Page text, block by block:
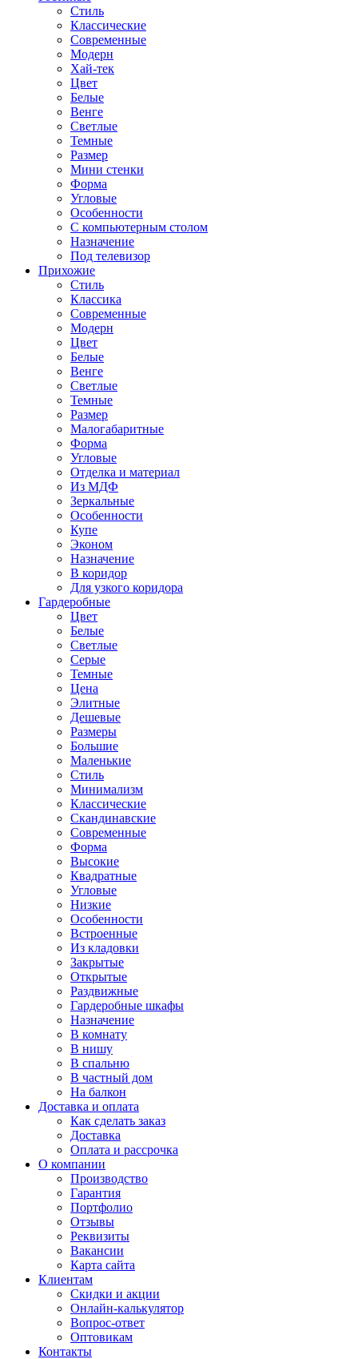
Стиль
Классические
Современные
Модерн
Хай-тек
Цвет
Белые
Венге
Светлые
Темные
Размер
Мини стенки
Форма
Угловые
Особенности
С компьютерным столом
Назначение
Под телевизор
Прихожие
Стиль
Классика
Современные
Модерн
Цвет
Белые
Венге
Светлые
Темные
Размер
Малогабаритные
Форма
Угловые
Отделка и материал
Из МДФ
Зеркальные
Особенности
Купе
Эконом
Назначение
В коридор
Для узкого коридора
Гардеробные
Цвет
Белые
Светлые
Серые
Темные
Цена
Элитные
Дешевые
Размеры
Большие
Маленькие
Стиль
Минимализм
Классические
Скандинавские
Современные
Форма
Высокие
Квадратные
Угловые
Низкие
Особенности
Встроенные
Из кладовки
Закрытые
Открытые
Раздвижные
Гардеробные шкафы
Назначение
В комнату
В нишу
В спальню
В частный дом
На балкон
Доставка и оплата
Как сделать заказ
Доставка
Оплата и рассрочка
О компании
Производство
Гарантия
Портфолио
Отзывы
Реквизиты
Вакансии
Карта сайта
Клиентам
Скидки и акции
Онлайн-калькулятор
Вопрос-ответ
Оптовикам
Контакты